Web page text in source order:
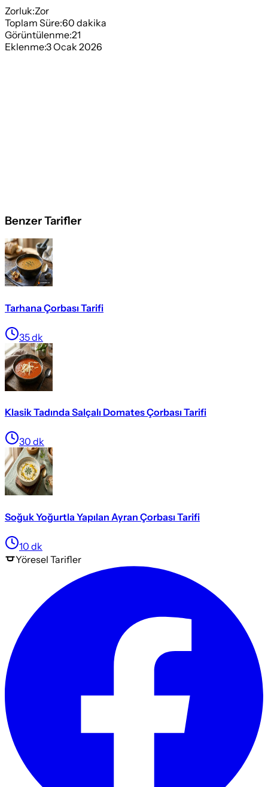
Zorluk:Zor
Toplam Süre:60 dakika
Görüntülenme:21
Eklenme:3 Ocak 2026
Benzer Tarifler
Tarhana Çorbası Tarifi
35dk
Klasik Tadında Salçalı Domates Çorbası Tarifi
30 dk
Soğuk Yoğurtla Yapılan Ayran Çorbası Tarifi
10 dk
Yöresel Tarifler